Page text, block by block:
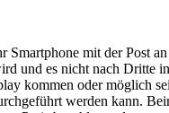
Smartphone mit der Post
und es nicht nach Dritte
kommen oder möglich
werden kann.